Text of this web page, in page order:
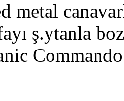
metal
ş.ytanla